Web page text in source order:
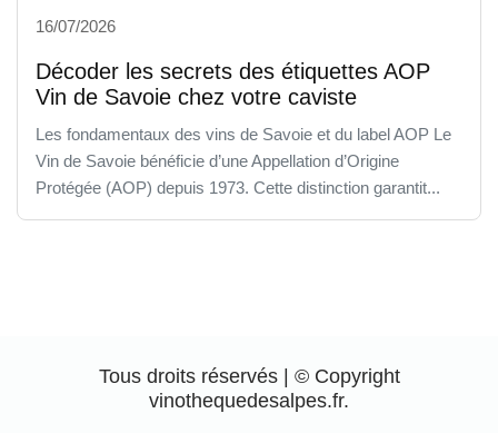
16/07/2026
Décoder les secrets des étiquettes AOP
Vin de Savoie chez votre caviste
Les fondamentaux des vins de Savoie et du label AOP Le
Vin de Savoie bénéficie d’une Appellation d’Origine
Protégée (AOP) depuis 1973. Cette distinction garantit...
Tous droits réservés | © Copyright
vinothequedesalpes.fr.